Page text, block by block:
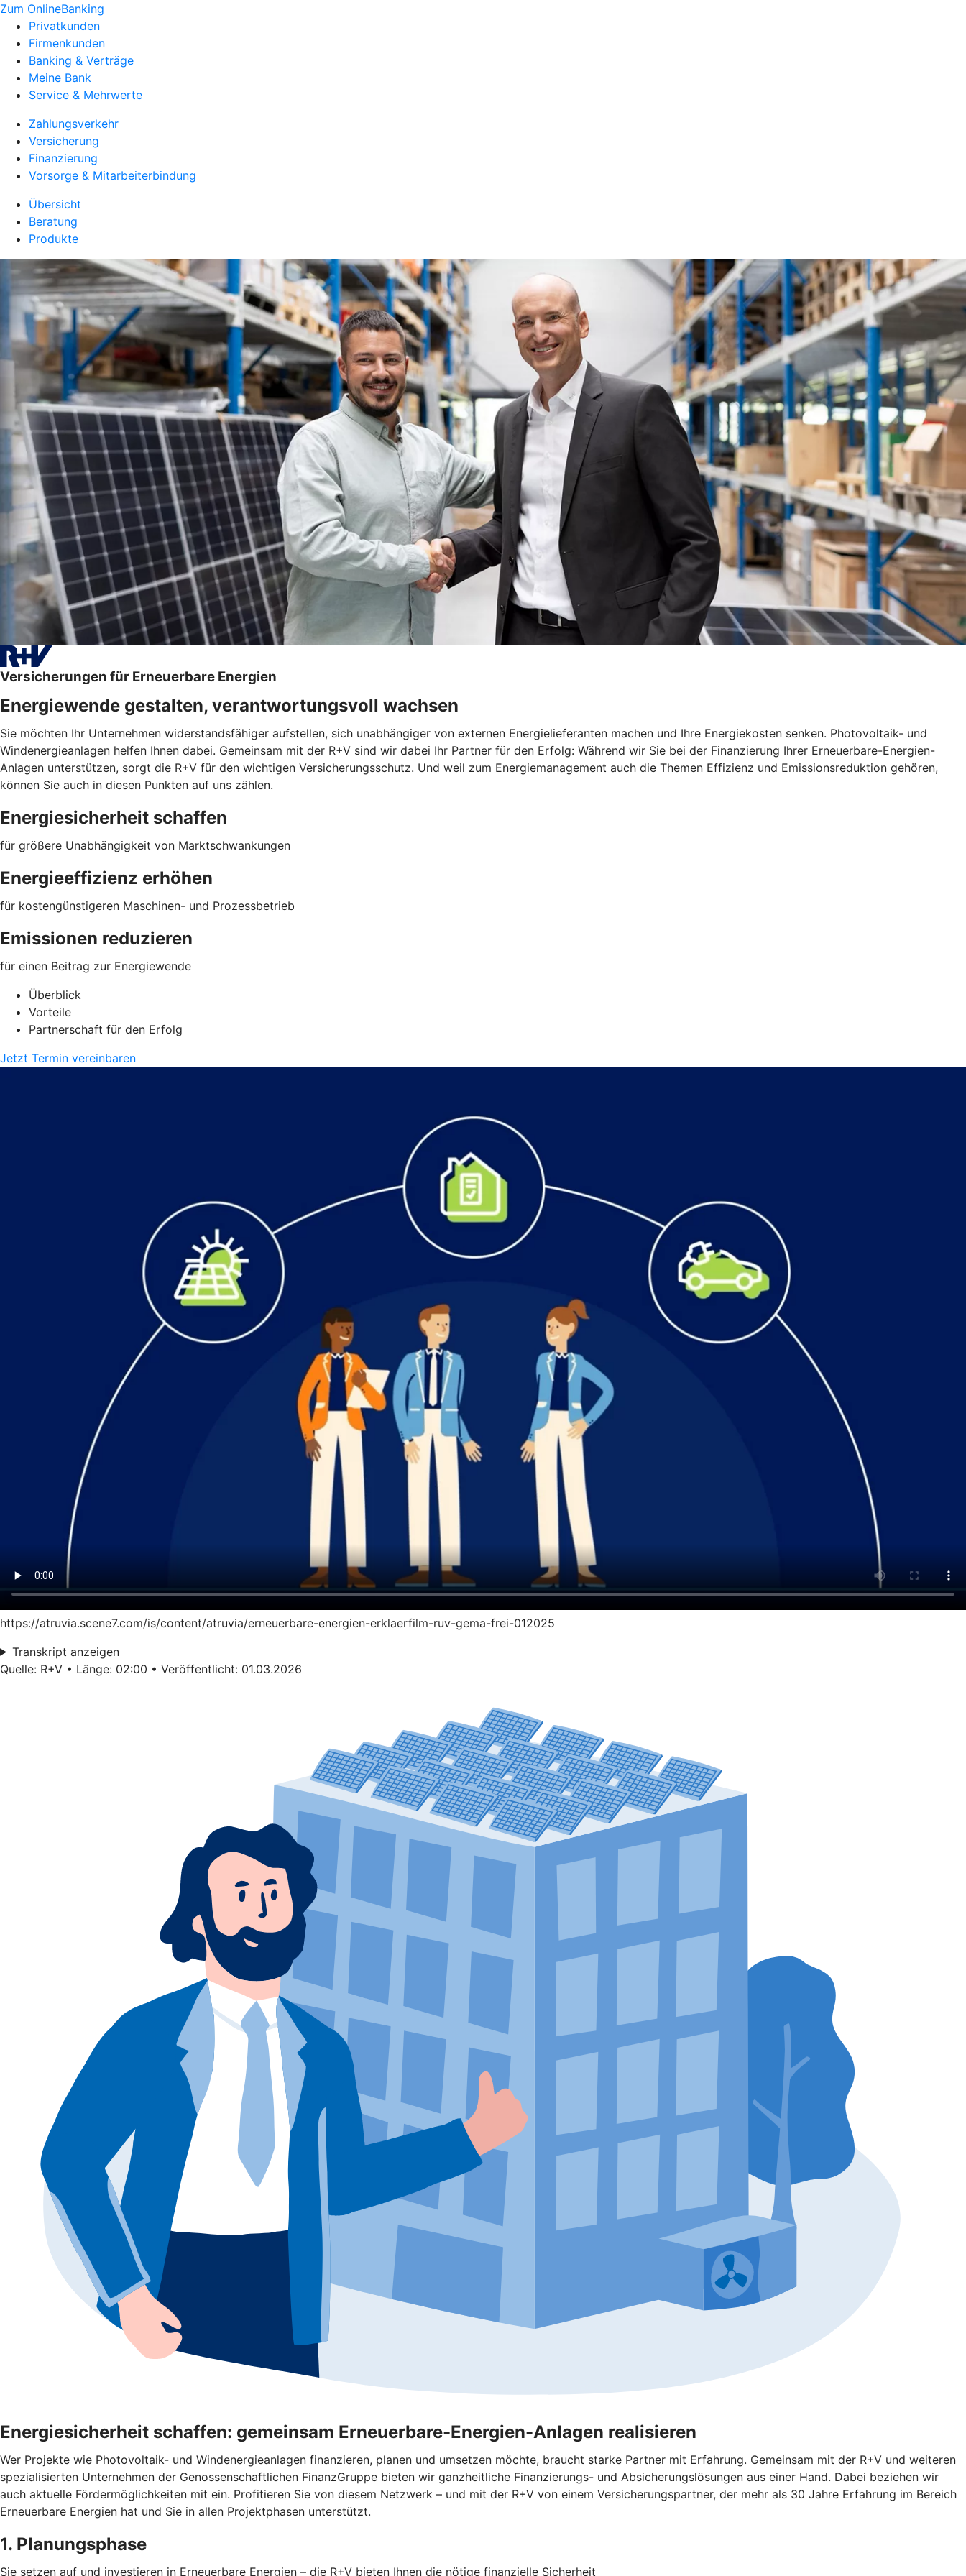
Zum OnlineBanking
Privatkunden
Firmenkunden
Banking & Verträge
Meine Bank
Service & Mehrwerte
Zahlungsverkehr
Versicherung
Finanzierung
Vorsorge & Mitarbeiterbindung
Übersicht
Beratung
Produkte
Versicherungen für Erneuerbare Energien
Energiewende gestalten, verantwortungsvoll wachsen
Sie möchten Ihr Unternehmen widerstandsfähiger aufstellen, sich unabhängiger von externen Energielieferanten machen und Ihre Energiekosten senken. Photovoltaik- und
Windenergieanlagen helfen Ihnen dabei. Gemeinsam mit der R+V sind wir dabei Ihr Partner für den Erfolg: Während wir Sie bei der Finanzierung Ihrer Erneuerbare-Energien-
Anlagen unterstützen, sorgt die R+V für den wichtigen Versicherungsschutz. Und weil zum Energiemanagement auch die Themen Effizienz und Emissionsreduktion gehören,
können Sie auch in diesen Punkten auf uns zählen.
Energiesicherheit schaffen
für größere Unabhängigkeit von Marktschwankungen
Energieeffizienz erhöhen
für kostengünstigeren Maschinen- und Prozessbetrieb
Emissionen reduzieren
für einen Beitrag zur Energiewende
Überblick
Vorteile
Partnerschaft für den Erfolg
Jetzt Termin vereinbaren
https://atruvia.scene7.com/is/content/atruvia/erneuerbare-energien-erklaerfilm-ruv-gema-frei-012025
Transkript anzeigen
Quelle: R+V • Länge: 02:00 • Veröffentlicht: 01.03.2026
Energiesicherheit schaffen: gemeinsam Erneuerbare-Energien-Anlagen realisieren
Wer Projekte wie Photovoltaik- und Windenergieanlagen finanzieren, planen und umsetzen möchte, braucht starke Partner mit Erfahrung. Gemeinsam mit der R+V und weiteren
spezialisierten Unternehmen der Genossenschaftlichen FinanzGruppe bieten wir ganzheitliche Finanzierungs- und Absicherungslösungen aus einer Hand. Dabei beziehen wir
auch aktuelle Fördermöglichkeiten mit ein. Profitieren Sie von diesem Netzwerk – und mit der R+V von einem Versicherungspartner, der mehr als 30 Jahre Erfahrung im Bereich
Erneuerbare Energien hat und Sie in allen Projektphasen unterstützt.
1. Planungsphase
Sie setzen auf und investieren in Erneuerbare Energien – die R+V bieten Ihnen die nötige finanzielle Sicherheit